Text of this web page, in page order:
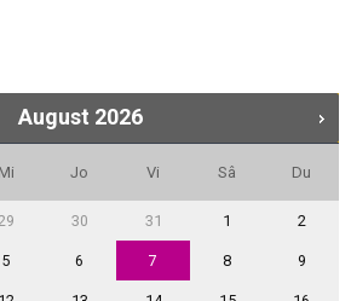
August 2026
Mi Jo Vi Sâ Du
30 31 1 2
5 6 7 8 9